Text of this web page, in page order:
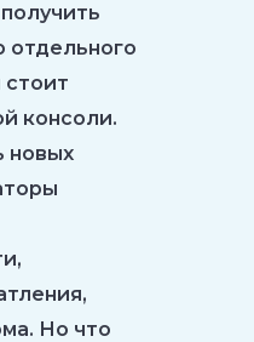
консоли.
новых
Но что